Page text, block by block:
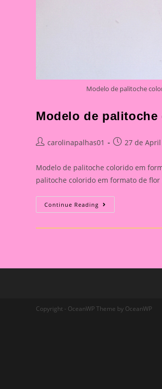
Modelo de palitoche
Modelo de
Postcarolinapalhas01
Post27 de
Modelo de palitoche colorido em
palitoche colorido em formato de
Continue Reading Modelo
De
Copyright - OceanWP Theme by OceanWP